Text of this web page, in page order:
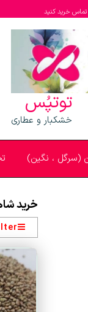
تماس خرید کنید
توتپُس
خشکبار و عطاری
(سرگل ، نگین)
خرید